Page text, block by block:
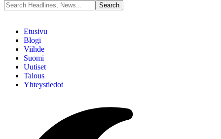
Etusivu
Blogi
Viihde
Suomi
Uutiset
Talous
Yhteystiedot